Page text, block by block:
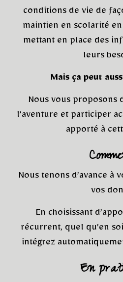
conditions de vie de
maintien en scolarité
mettant en place des
leurs
Mais ça peut
Nous vous proposons
l’aventure et participer
apporté à
Nous tenons d’avance à
vos
En choisissant
récurrent, quel qu’en
intégrez
En